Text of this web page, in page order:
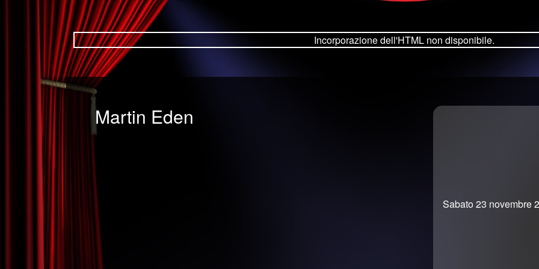
Incorporazione dell'HTML non disponibile.
Martin Eden
Sabato 23 novembre